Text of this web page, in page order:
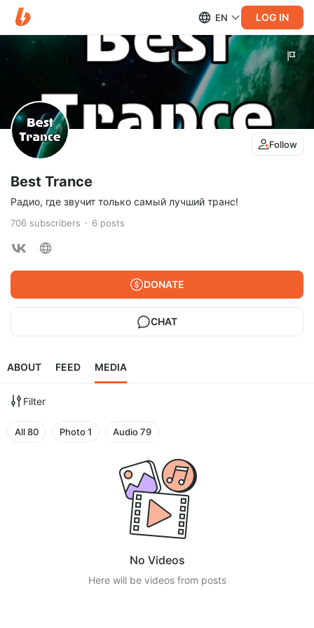
EN LOG IN
Follow
Best Trance
Радио, где звучит только самый лучший транс!
706 subscribers 6 posts
DONATE
CHAT
ABOUT FEED MEDIA
Filter
All80 Photo1 Audio79
No Videos
Here will be videos from posts